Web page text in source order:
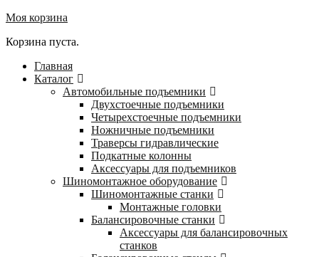
Моя корзина
Корзина пуста.
Главная
Каталог
Автомобильные подъемники
Двухстоечные подъемники
Четырехстоечные подъемники
Ножничные подъемники
Траверсы гидравлические
Подкатные колонны
Аксессуары для подъемников
Шиномонтажное оборудование
Шиномонтажные станки
Монтажные головки
Балансировочные станки
Аксессуары для балансировочных
станков